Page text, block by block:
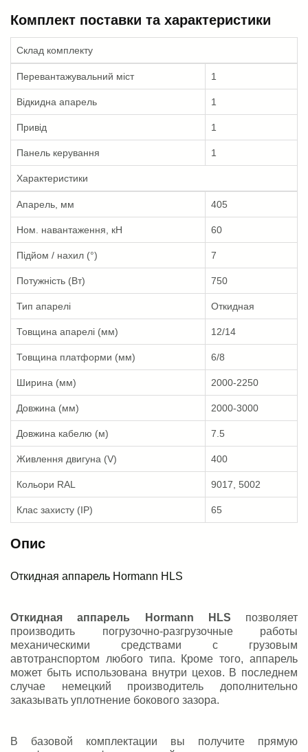
Комплект поставки та характеристики
Склад комплекту
Перевантажувальний міст 1
Відкидна апарель 1
Привід 1
Панель керування 1
Характеристики
Апарель, мм 405
Ном. навантаження, кН 60
Підйом / нахил (°) 7
Потужність (Вт) 750
Тип апарелі Откидная
Товщина апарелі (мм) 12/14
Товщина платформи (мм) 6/8
Ширина (мм) 2000-2250
Довжина (мм) 2000-3000
Довжина кабелю (м) 7.5
Живлення двигуна (V) 400
Кольори RAL 9017, 5002
Клас захисту (IP) 65
Опис
Откидная аппарель Hormann HLS
Откидная аппарель Hormann HLS позволяет
производить погрузочно-разгрузочные работы
механическими средствами с грузовым
автотранспортом любого типа. Кроме того, аппарель
может быть использована внутри цехов. В последнем
случае немецкий производитель дополнительно
заказывать уплотнение бокового зазора.
В базовой комплектации вы получите прямую